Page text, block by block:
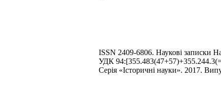
ISSN 2409-6806. Наукові записки
УДК
Серія «Історичні науки». 2017.